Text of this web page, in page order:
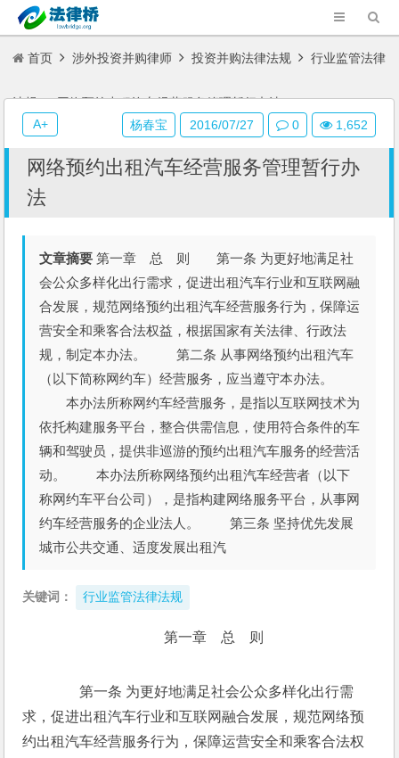
首页 涉外投资并购律师 投资并购法律法规 行业监管法律
法规 网络预约出租汽车经营服务管理暂行办法
网络预约出租汽车经营服务管理暂行办
法
文章摘要 第一章 总 则 第一条 为更好地满足社
会公众多样化出行需求，促进出租汽车行业和互联网融
合发展，规范网络预约出租汽车经营服务行为，保障运
营安全和乘客合法权益，根据国家有关法律、行政法
规，制定本办法。 第二条 从事网络预约出租汽车
（以下简称网约车）经营服务，应当遵守本办法。
本办法所称网约车经营服务，是指以互联网技术为
依托构建服务平台，整合供需信息，使用符合条件的车
辆和驾驶员，提供非巡游的预约出租汽车服务的经营活
动。 本办法所称网络预约出租汽车经营者（以下
称网约车平台公司），是指构建网络服务平台，从事网
约车经营服务的企业法人。 第三条 坚持优先发展
城市公共交通、适度发展出租汽
关键词： 行业监管法律法规
第一章　总　则
第一条 为更好地满足社会公众多样化出行需
求，促进出租汽车行业和互联网融合发展，规范网络预
约出租汽车经营服务行为，保障运营安全和乘客合法权
杨春宝 2016/07/27 0 1,652
A+